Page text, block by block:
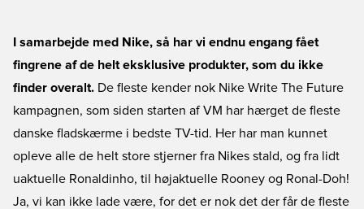
I samarbejde med Nike, så har vi endnu engang fået
fingrene af de helt eksklusive produkter, som du ikke
finder overalt. De fleste kender nok Nike Write The Future
kampagnen, som siden starten af VM har hærget de fleste
danske fladskærme i bedste TV-tid. Her har man kunnet
opleve alle de helt store stjerner fra Nikes stald, og fra lidt
uaktuelle Ronaldinho, til højaktuelle Rooney og Ronal-Doh!
Ja, vi kan ikke lade være, for det er nok det der får de fleste